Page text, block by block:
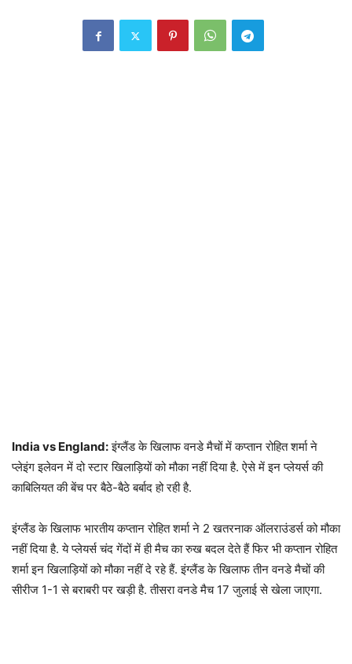
India vs England:इंग्लैंड के खिलाफ वनडे मैचों में कप्तान रोहित शर्मा ने
प्लेइंग इलेवन में दो स्टार खिलाड़ियों को मौका नहीं दिया है. ऐसे में इन प्लेयर्स की
काबिलियत की बेंच पर बैठे-बैठे बर्बाद हो रही है.
इंग्लैंड के खिलाफ भारतीय कप्तान रोहित शर्मा ने 2 खतरनाक ऑलराउंडर्स को मौका
नहीं दिया है. ये प्लेयर्स चंद गेंदों में ही मैच का रुख बदल देते हैं फिर भी कप्तान रोहित
शर्मा इन खिलाड़ियों को मौका नहीं दे रहे हैं. इंग्लैंड के खिलाफ तीन वनडे मैचों की
सीरीज 1-1 से बराबरी पर खड़ी है. तीसरा वनडे मैच 17 जुलाई से खेला जाएगा.